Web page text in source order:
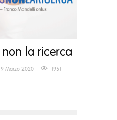
la ricerca
Marzo 2020 1951